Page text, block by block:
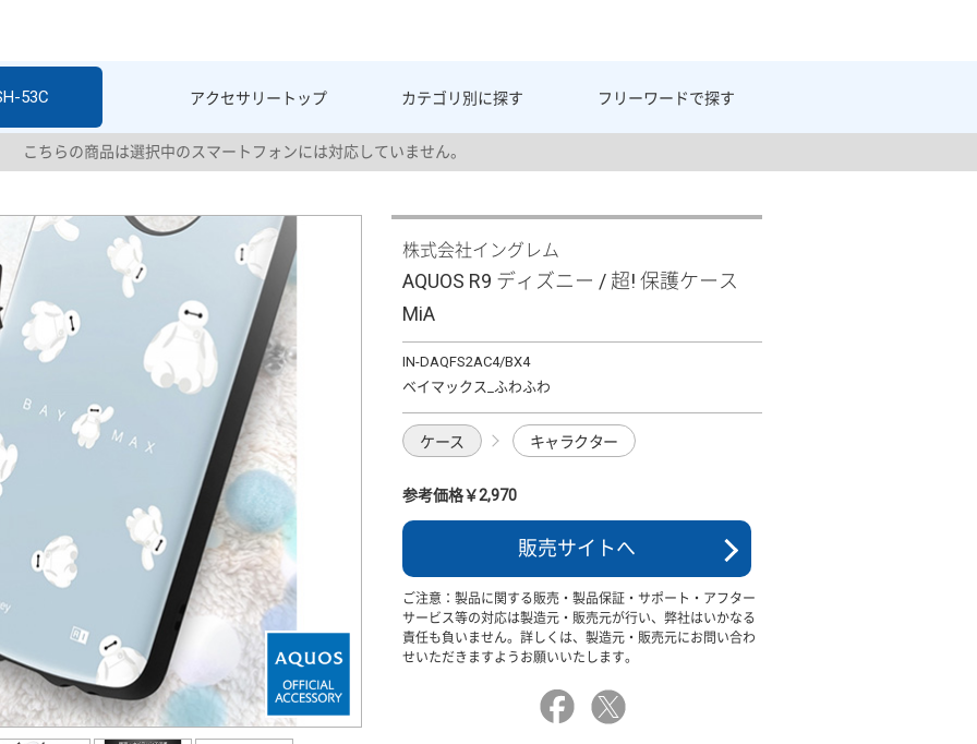
アクセサリー トップ カテゴリ別に探す フリーワードで探す
53C
こちらの商品は選択中のスマートフォンには対応していません。
株式会社イングレム
AQUOS R9 ディズニー / 超! 保護ケース
MiA
IN-DAQFS2AC4/BX4
ベイマックス_ふわふわ
ケース キャラクター
参考価格￥2,970
販売サイトへ
ご注意：製品に関する販売・製品保証・サポート・アフター
サービス等の対応は製造元・販売元が行い、弊社はいかなる
責任も負いません。詳しくは、製造元・販売元にお問い合わ
せいただきますようお願いいたします。